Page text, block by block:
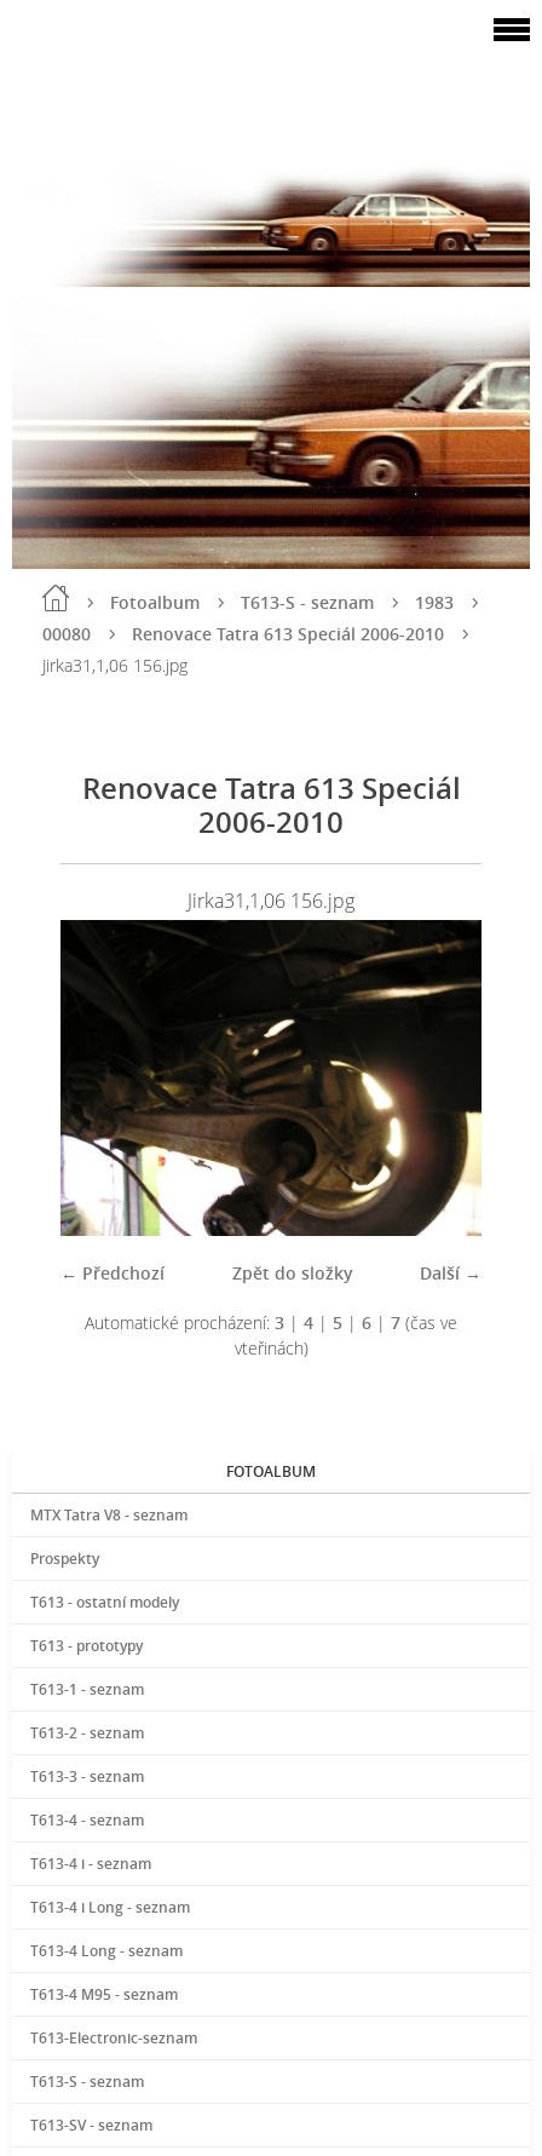
Fotoalbum T613-S - seznam
1983
00080
Renovace Tatra 613 Speciál 2006-2010
Jirka31,1,06 156.jpg
Renovace Tatra 613 Speciál
2006-2010
Jirka31,1,06 156.jpg
← Předchozí Další →
Zpět do složky
Automatické procházení: 3 | 4 | 5 | 6 | 7 (čas ve
vteřinách)
FOTOALBUM
MTX Tatra V8 - seznam
Prospekty
T613 - ostatní modely
T613 - prototypy
T613-1 - seznam
T613-2 - seznam
T613-3 - seznam
T613-4 - seznam
T613-4 i - seznam
T613-4 i Long - seznam
T613-4 Long - seznam
T613-4 M95 - seznam
T613-Electronic-seznam
T613-S - seznam
T613-SV - seznam